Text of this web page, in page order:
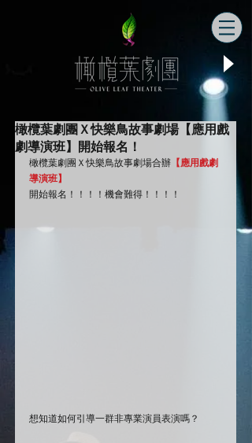
橄欖葉劇團Ｘ快樂鳥故事劇場【應用戲
劇導演班】開始報名！
橄欖葉劇團Ｘ快樂鳥故事劇場合辦 【應用戲劇
導演班】
開始報名！！！！機會難得！！！！
想知道如何引導一群非專業演員表演嗎？